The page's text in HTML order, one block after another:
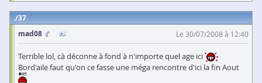
37
mad08
Le 30/07/2008 à 12:40
Terrible lol, cà déconne à fond à n'importe quel age ici
Bord'aile faut qu'on ce fasse une méga rencontre d'ici la fin Aout